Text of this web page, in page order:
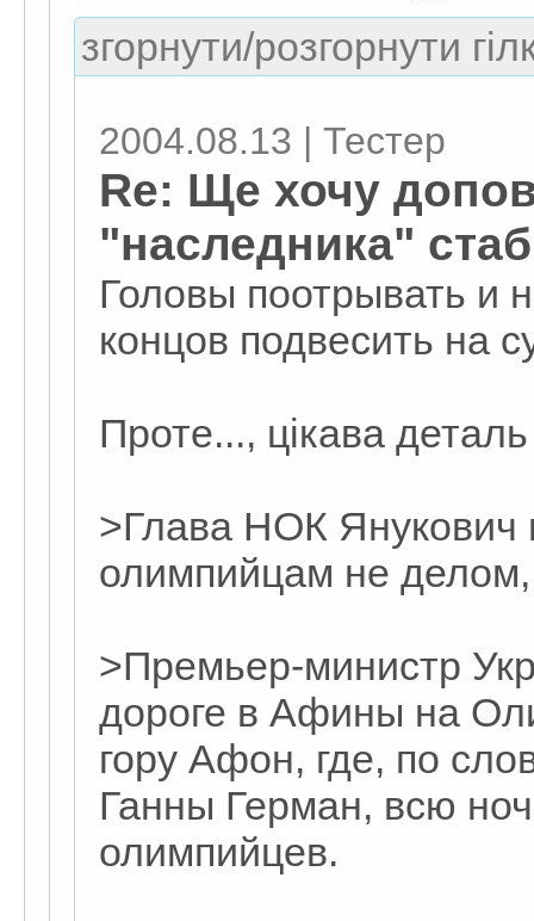
згорнути/розгорнути
2004.08.13 | Тестер
Re: Ще хочу
"наследника"
Головы поотрывать и
концов подвесить на
Проте..., цікава деталь
>Глава НОК Янукович
олимпийцам не
>Премьер-министр
дороге в Афины на
гору Афон, где, по
Ганны Герман, всю
олимпийцев.